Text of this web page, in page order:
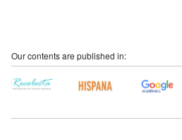
Our contents are published in: